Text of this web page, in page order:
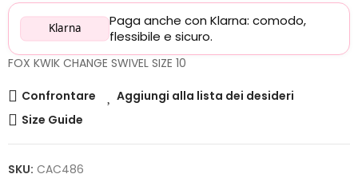
Klarna
Paga anche con Klarna: comodo,
flessibile e sicuro.
FOX KWIK CHANGE SWIVEL SIZE 10
Confrontare
Aggiungi alla lista dei desideri
Size Guide
SKU: CAC486